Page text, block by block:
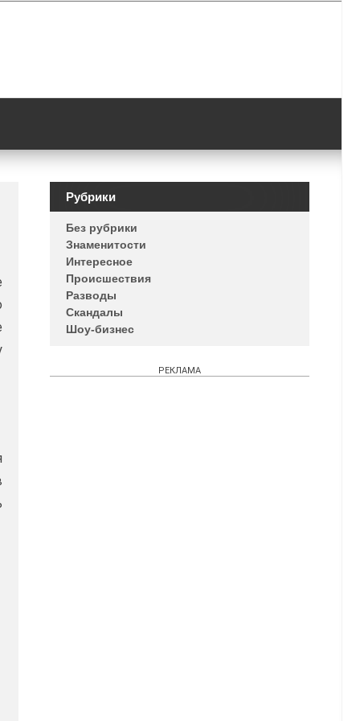
Рубрики
Без рубрики
Знаменитости
Интересное
Происшествия
Разводы
Скандалы
Шоу-бизнес
РЕКЛАМА